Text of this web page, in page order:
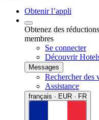
Obtenir l’appli
Obtenez des
membres
Se connecter
Découvrir
Messages
Rechercher des
Assistance
français · EUR · FR